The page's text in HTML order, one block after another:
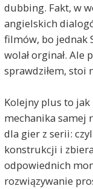
dubbing. Fakt, w
angielskich
filmów, bo jednak
wolał orginał. Ale
sprawdziłem, stoi
Kolejny plus to jak
mechanika samej
dla gier z serii:
konstrukcji i
odpowiednich
rozwiązywanie